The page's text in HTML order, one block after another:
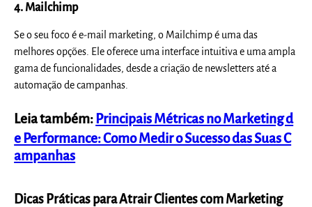
4. Mailchimp
Se o seu foco é e-mail marketing, o Mailchimp é uma das
melhores opções. Ele oferece uma interface intuitiva e uma ampla
gama de funcionalidades, desde a criação de newsletters até a
automação de campanhas.
Leia também:Principais Métricas no Marketing d
e Performance: Como Medir o Sucesso das Suas C
ampanhas
Dicas Práticas para Atrair Clientes com Marketing